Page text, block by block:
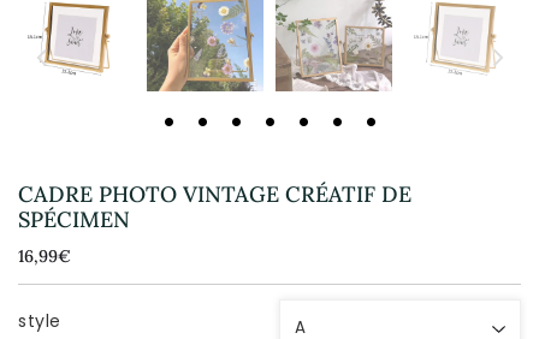
CADRE PHOTO VINTAGE CRÉATIF DE
SPÉCIMEN
16,99€
Unit
price
style